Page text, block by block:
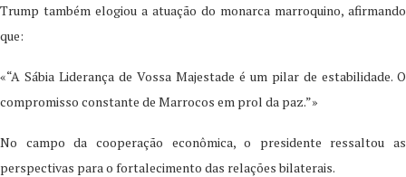
Trump também elogiou a atuação do monarca marroquino, afirmando
que:
«“A Sábia Liderança de Vossa Majestade é um pilar de estabilidade. O
compromisso constante de Marrocos em prol da paz.”»
No campo da cooperação econômica, o presidente ressaltou as
perspectivas para o fortalecimento das relações bilaterais.